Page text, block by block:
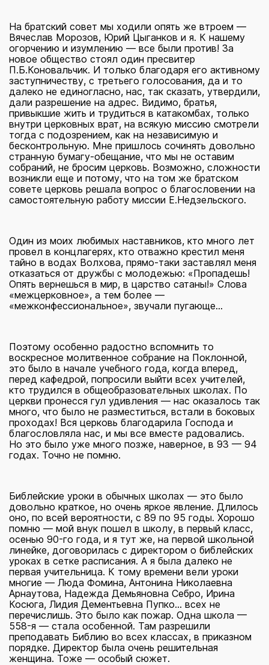
На братский совет мы ходили опять же втроем —
Вячеслав Морозов, Юрий Цыганков и я. К нашему
огорчению и изумлению — все были против! За
новое общество стоял один пресвитер
П.Б.Коновальчик. И только благодаря его активному
заступничеству, с третьего голосования, да и то
далеко не единогласно, нас, так сказать, утвердили,
дали разрешение на адрес. Видимо, братья,
привыкшие жить и трудиться в катакомбах, только
внутри церковных врат, на всякую миссию смотрели
тогда с подозрением, как на независимую и
бесконтрольную. Мне пришлось сочинять довольно
странную бумагу-обещание, что мы не оставим
собраний, не бросим церковь. Возможно, сложности
возникли еще и потому, что на том же братском
совете церковь решала вопрос о благословении на
самостоятельную работу миссии Е.Недзельского.
Один из моих любимых наставников, кто много лет
провел в концлагерях, кто отважно крестил меня
тайно в водах Волхова, прямо-таки заставлял меня
отказаться от дружбы с молодежью: «Пропадешь!
Опять вернешься в мир, в царство сатаны!» Слова
«межцерковное», а тем более —
«межконфессиональное», звучали пугающе...
Поэтому особенно радостно вспомнить то
воскресное молитвенное собрание на Поклонной,
это было в начале учебного года, когда вперед,
перед кафедрой, попросили выйти всех учителей,
кто трудился в общеобразовательных школах. По
церкви пронесся гул удивления — нас оказалось так
много, что было не разместиться, встали в боковых
проходах! Вся церковь благодарила Господа и
благословляла нас, и мы все вместе радовались.
Но это было уже много позже, наверное, в 93 — 94
годах. Точно не помню.
Библейские уроки в обычных школах — это было
довольно краткое, но очень яркое явление. Длилось
оно, по всей вероятности, с 89 по 95 годы. Хорошо
помню — мой внук пошел в школу, в первый класс,
осенью 90-го года, и я тут же, на первой школьной
линейке, договорилась с директором о библейских
уроках в сетке расписания. А я была далеко не
первая учительница. К тому времени вели уроки
многие — Люда Фомина, Антонина Николаевна
Арнаутова, Надежда Демьяновна Себро, Ирина
Косюга, Лидия Дементьевна Пупко... всех не
перечислишь. Это было как пожар. Одна школа —
558-я — стала особенной. Там разрешили
преподавать Библию во всех классах, в приказном
порядке. Директор была очень решительная
женщина. Тоже — особый сюжет.